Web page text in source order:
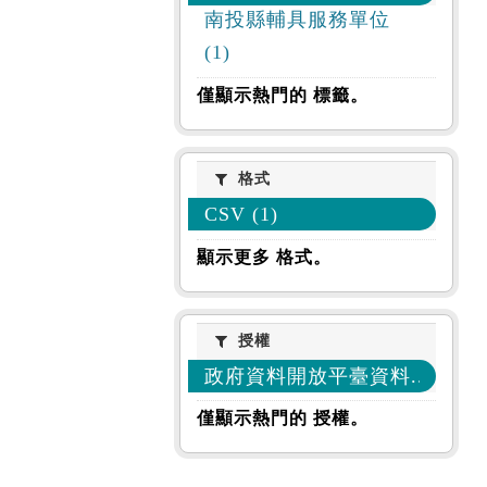
南投縣輔具服務單位
(1)
僅顯示熱門的 標籤。
格式格式
CSV (1)
顯示更多 格式。
授權授權
政府資料開放平臺資料... (1)
僅顯示熱門的 授權。